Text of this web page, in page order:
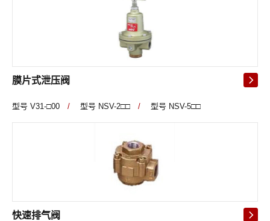
膜片式泄压阀
型号 V31-□00 / 型号 NSV-2□□ / 型号 NSV-5□□
快速排气阀